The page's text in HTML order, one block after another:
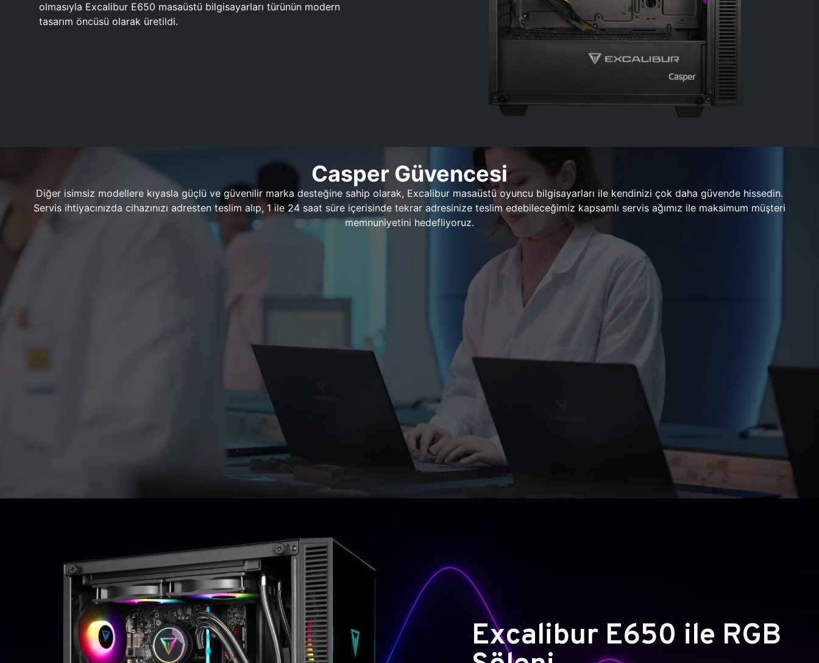
olmasıyla Excalibur E650 masaüstü bilgisayarları türünün modern
tasarım öncüsü olarak üretildi.
Casper Güvencesi
Diğer isimsiz modellere kıyasla güçlü ve güvenilir marka desteğine sahip olarak, Excalibur masaüstü oyuncu bilgisayarları ile kendinizi çok daha güvende hissedin.
Servis ihtiyacınızda cihazınızı adresten teslim alıp, 1 ile 24 saat süre içerisinde tekrar adresinize teslim edebileceğimiz kapsamlı servis ağımız ile maksimum müşteri
memnuniyetini hedefliyoruz.
Excalibur E650 ile RGB